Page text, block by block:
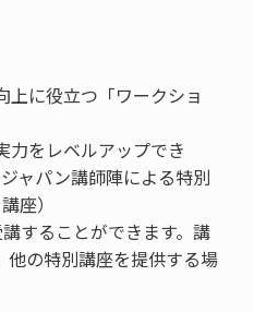
上に役立つ「ワークショ
力をレベルアップでき
ャパン講師陣による特別
座）
することができます。講
の特別講座を提供する場